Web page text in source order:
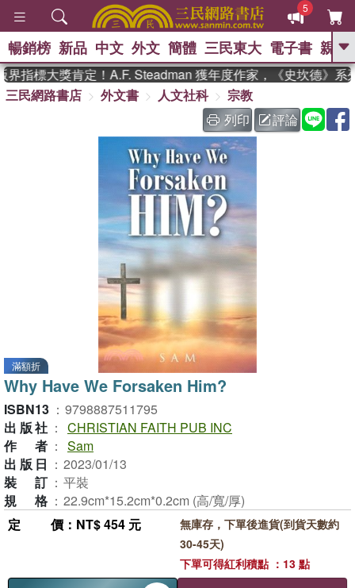
5
GO
熱搜： 東野圭吾 、
、 如果歷史是一群喵 、 暑期
國際布克獎 臺灣漫遊錄 、 方
念華 、 台灣的李登輝時代
孩：黎曼猜想 、
暢銷榜 新品 中文 外文 簡體 三民東大 電子書 親子
指標大獎肯定！A.F. Steadman 獲年度作家，《史坎德》系列
三民網路書店
外文書 人文社科
宗教
列印
評論
滿額折
Why Have We Forsaken Him?
ISBN13 ： 9798887511795
出版社 ： CHRISTIAN FAITH PUB INC
作者 ： Sam
出版日 ： 2023/01/13
裝訂 ： 平裝
規格 ： 22.9cm*15.2cm*0.2cm (高/寬/厚)
定價 ：NT$ 454 元
無庫存，下單後進貨(到貨天數約
30-45天)
下單可得紅利積點 ：13 點